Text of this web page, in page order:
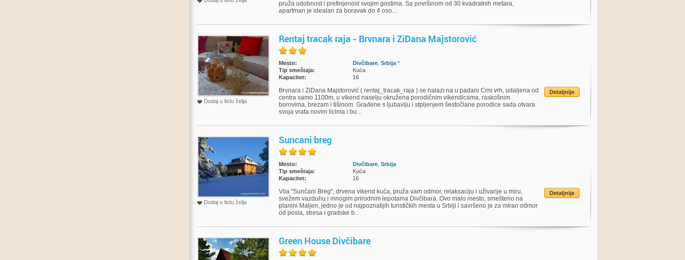
pruža udobnost i prefinjenost svojim gostima. Sa površinom od 30 kvadratnih metara,
apartman je idealan za boravak do 4 oso...
Dodaj u listu želja
Rentaj tracak raja - Brvnara i ZiDana Majstorović
Mesto: Divčibare Srbija *
Tip smeštaja:
Kuća
Kapacitet:
16
Brvnara i ZiDana Majstorović ( rentaj_tracak_raja ) se nalazi na u padani Crni vrh, udaljena od
centra samo 1100m, u vikend naselju okružena porodičnim vikendicama, raskošnim
borovima, brezam i tišinom. Građene s ljubavlju i stpljenjem šestočlane porodice sada otvara
svoja vrata novim licima i bu...
Detaljnije
Dodaj u listu želja
Suncani breg
Mesto: Divčibare Srbija
Tip smeštaja:
Kuća
Kapacitet:
16
Vila "Sunčani Breg", drvena vikend kuća, pruža vam odmor, relaksaciju i uživanje u miru,
svežem vazduhu i mnogim prirodnim lepotama Divčibara. Ovo malo mesto, smešteno na
planini Maljen, jedno je od najpoznatijih turističkih mesta u Srbiji i savršeno je za miran odmor
od posla, stresa i gradske b...
Detaljnije
Green House Divčibare